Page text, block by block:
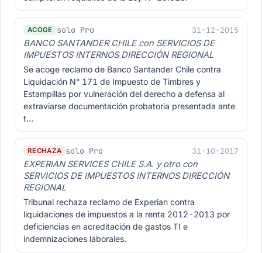
ACOGE solo Pro 31-12-2015
BANCO SANTANDER CHILE con SERVICIOS DE
IMPUESTOS INTERNOS DIRECCIÓN REGIONAL
Se acoge reclamo de Banco Santander Chile contra
Liquidación N° 171 de Impuesto de Timbres y
Estampillas por vulneración del derecho a defensa al
extraviarse documentación probatoria presentada ante
t…
RECHAZA solo Pro 31-10-2017
EXPERIAN SERVICES CHILE S.A. y otro con
SERVICIOS DE IMPUESTOS INTERNOS DIRECCIÓN
REGIONAL
Tribunal rechaza reclamo de Experian contra
liquidaciones de impuestos a la renta 2012-2013 por
deficiencias en acreditación de gastos TI e
indemnizaciones laborales.